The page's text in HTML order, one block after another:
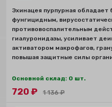
Эхинацея пурпурная обладает
фунгицидным,
противовоспалительным
гиалуронидазы, усиливает
активатором макрофагов,
повышая защитные силы
Основной склад: 0 шт.
720₽ 1 136₽